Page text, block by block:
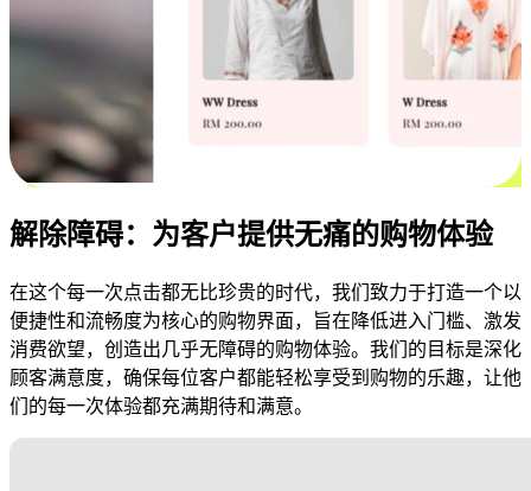
解除障碍：为客户提供无痛的购物体验
在这个每一次点击都无比珍贵的时代，我们致力于打造一个以
便捷性和流畅度为核心的购物界面，旨在降低进入门槛、激发
消费欲望，创造出几乎无障碍的购物体验。我们的目标是深化
顾客满意度，确保每位客户都能轻松享受到购物的乐趣，让他
们的每一次体验都充满期待和满意。